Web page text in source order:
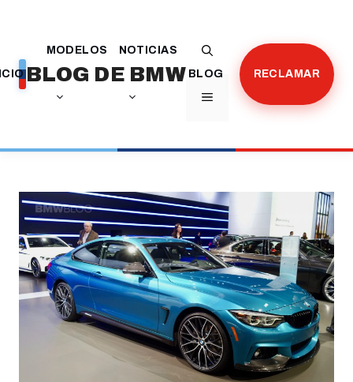
contenido
BLOG DE BMW
MENÚ
MODELOS
NOTICIAS
BLOG
RECLAMAR